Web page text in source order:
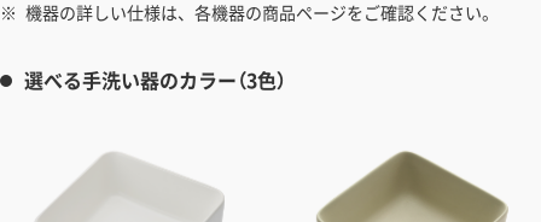
機器の詳しい仕様は、各機器の商品ページをご確認ください。
選べる手洗い器のカラー（3色）